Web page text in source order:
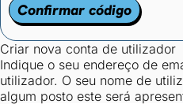
Confirmar código
Criar nova conta de utilizador
Indique o seu endereço de
utilizador. O seu nome de
algum posto este será